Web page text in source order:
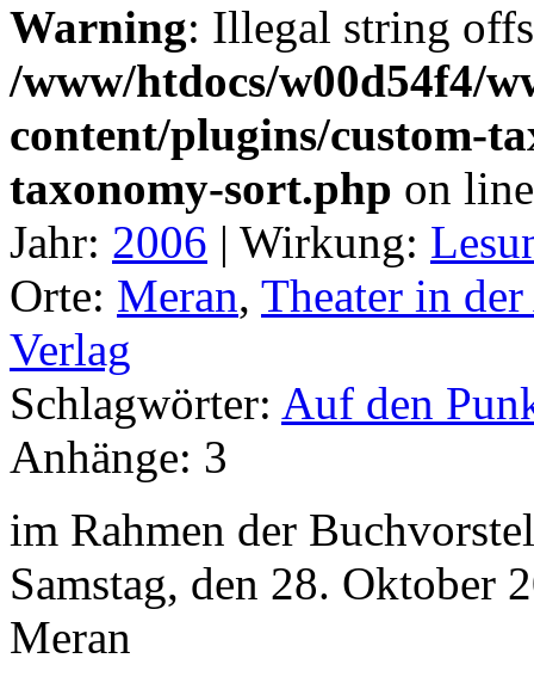
Warning: Illegal string
/www/htdocs/w00d54f4/
content/plugins/custom-
taxonomy-sort.php on
Jahr: 2006 | Wirkung:
Orte: Meran, Theater in
Verlag
Schlagwörter: Auf den
Anhänge: 3
im Rahmen der
Samstag, den 28. Oktober
Meran